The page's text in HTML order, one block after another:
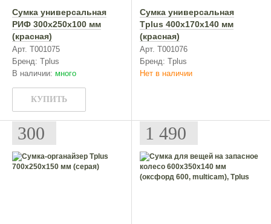
Сумка универсальная
РИФ 300х250х100 мм
(красная)
Арт. Т001075
Бренд: Tplus
В наличии: много
КУПИТЬ
Сумка универсальная
Tplus 400х170х140 мм
(красная)
Арт. Т001076
Бренд: Tplus
Нет в наличии
300 1 490